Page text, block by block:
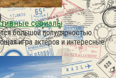
сериалы
большой популярностью.
игра актеров и интересные